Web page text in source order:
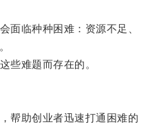
临种种困难：资源不足、
难题而存在的。
助创业者迅速打通困难的